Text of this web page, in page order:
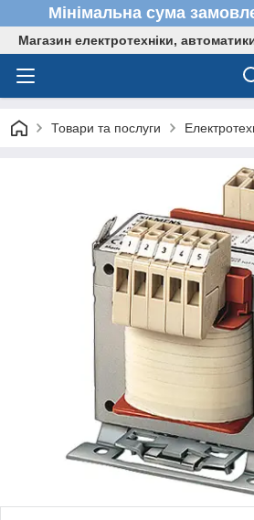
Мінімальна сума
Магазин електротехніки, автоматики
Товари та послуги